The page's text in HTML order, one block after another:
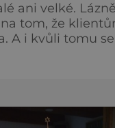
ani velké.
tom, že
A i kvůli tomu
ani velkolepé
se jí kolonáda